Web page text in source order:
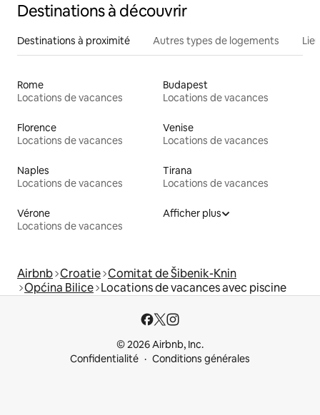
Destinations à découvrir
Destinations à proximité Autres types de logements
Rome
Locations de vacances
Budapest
Locations de vacances
Florence
Locations de vacances
Venise
Locations de vacances
Naples
Locations de vacances
Tirana
Locations de vacances
Vérone
Locations de vacances
Afficher plus
Airbnb Croatie Comitat de Šibenik-Knin
Općina Bilice Locations de vacances avec piscine
© 2026 Airbnb, Inc.
Confidentialité
Conditions générales